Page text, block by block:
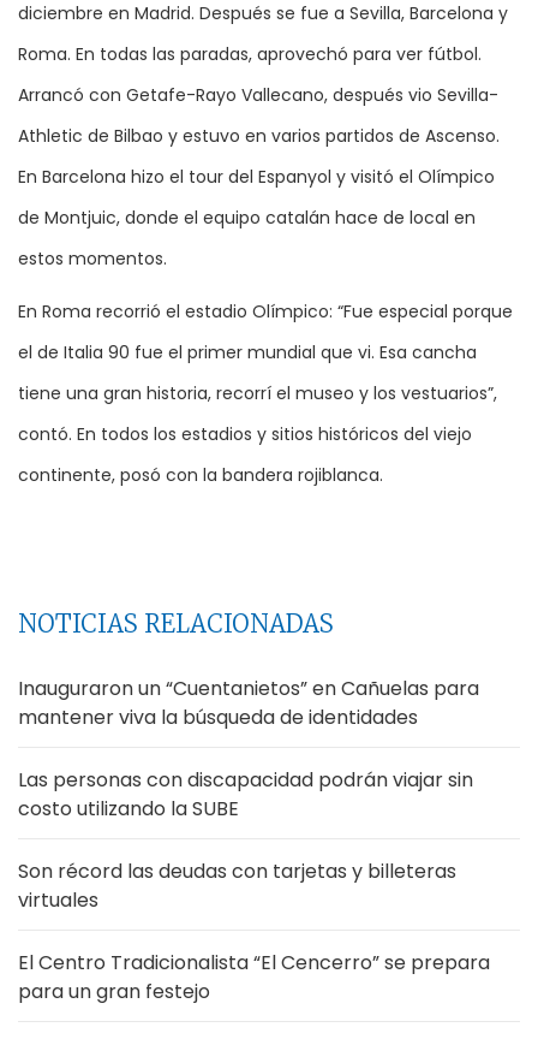
diciembre en Madrid. Después se fue a Sevilla, Barcelona y
Roma. En todas las paradas, aprovechó para ver fútbol.
Arrancó con Getafe-Rayo Vallecano, después vio Sevilla-
Athletic de Bilbao y estuvo en varios partidos de Ascenso.
En Barcelona hizo el tour del Espanyol y visitó el Olímpico
de Montjuic, donde el equipo catalán hace de local en
estos momentos.
En Roma recorrió el estadio Olímpico: “Fue especial porque
el de Italia 90 fue el primer mundial que vi. Esa cancha
tiene una gran historia, recorrí el museo y los vestuarios”,
contó. En todos los estadios y sitios históricos del viejo
continente, posó con la bandera rojiblanca.
NOTICIAS RELACIONADAS
Inauguraron un “Cuentanietos” en Cañuelas para
mantener viva la búsqueda de identidades
Las personas con discapacidad podrán viajar sin
costo utilizando la SUBE
Son récord las deudas con tarjetas y billeteras
virtuales
El Centro Tradicionalista “El Cencerro” se prepara
para un gran festejo